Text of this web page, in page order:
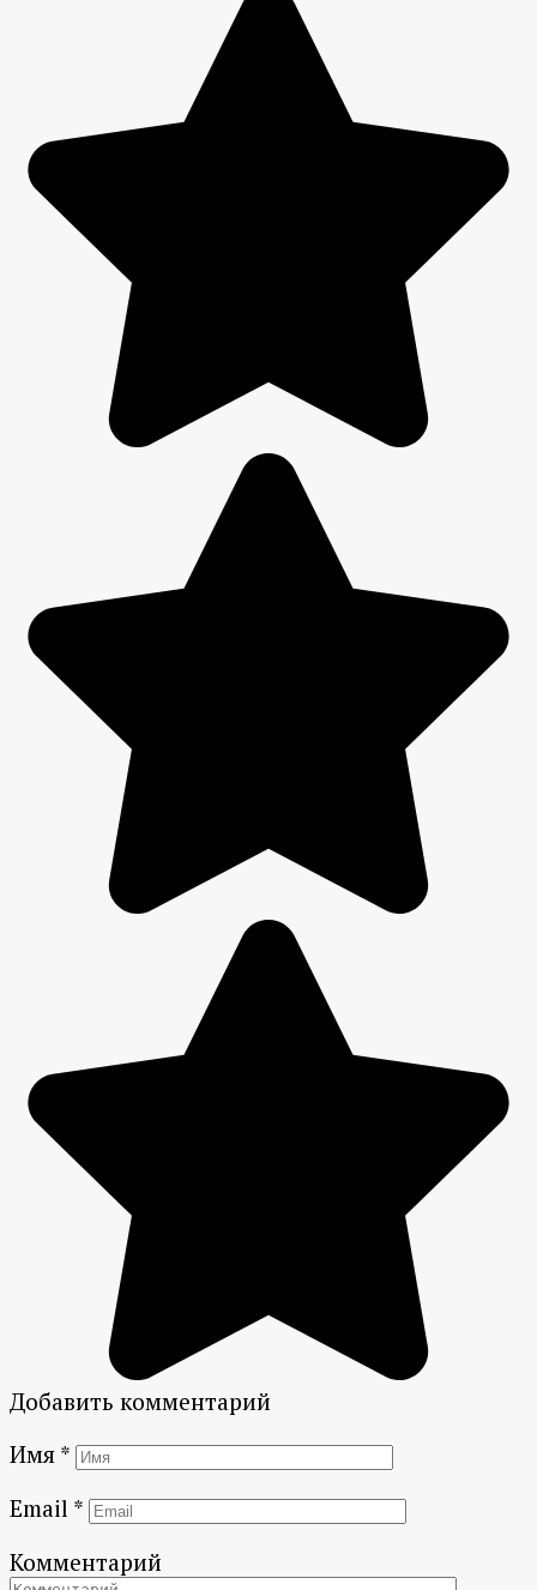
Добавить комментарий
Имя *
Email *
Комментарий